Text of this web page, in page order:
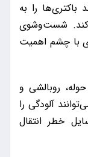
باکتری‌ها را به
کند. شست‌وشوی
با چشم اهمیت
روبالشی و
آلودگی را
خطر انتقال